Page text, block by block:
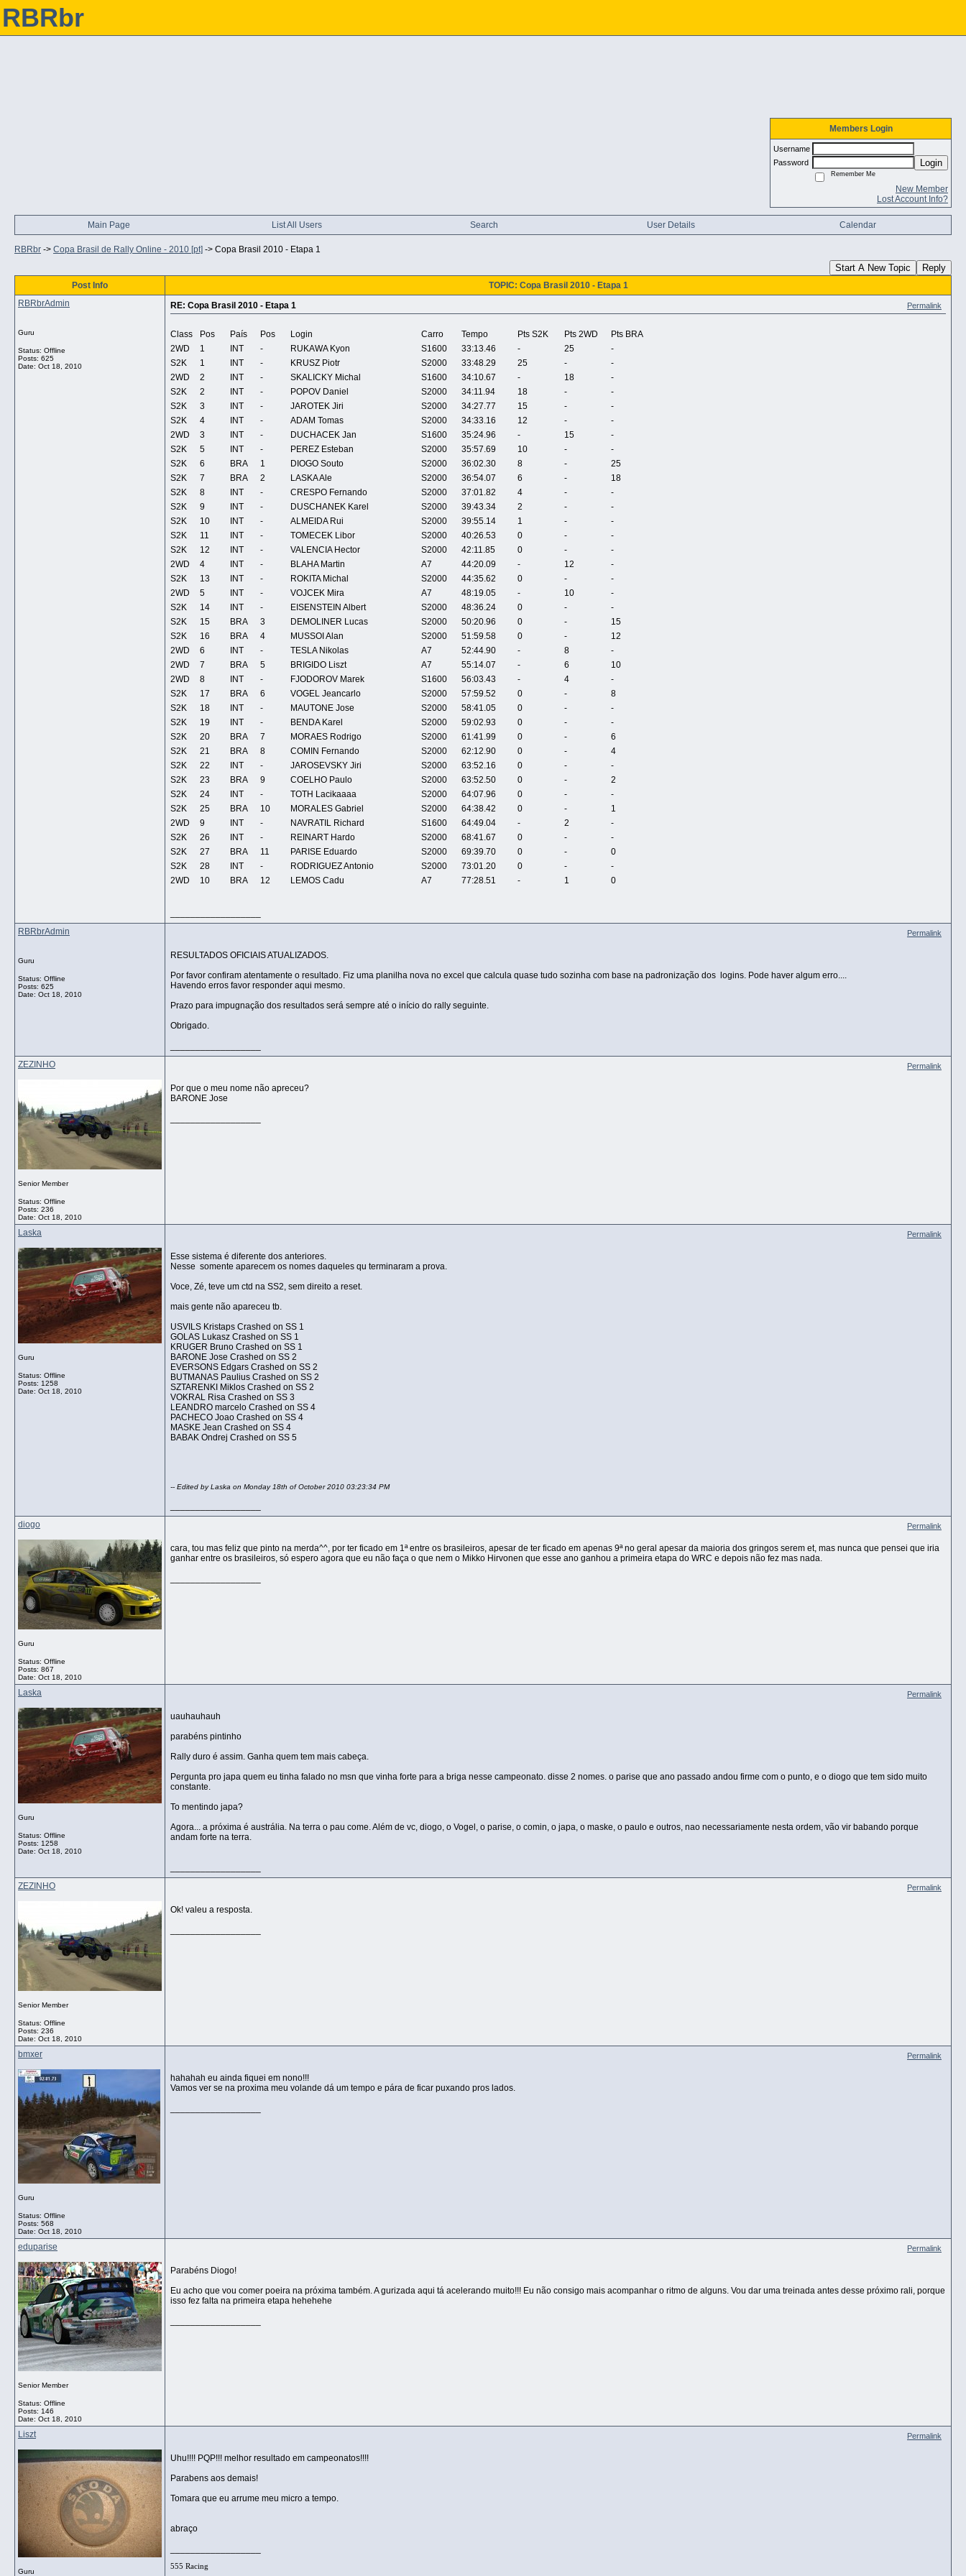
RBRbr
Members Login
Username
Password
Login
Remember Me
New Member
Lost Account Info?
Main Page List All Users Search User Details Calendar
RBRbr -> Copa Brasil de Rally Online - 2010 [pt] -> Copa Brasil 2010 - Etapa 1
Start A New Topic Reply
Post Info
TOPIC: Copa Brasil 2010 - Etapa 1
RBRbrAdmin
Guru
Status: Offline
Posts: 625
Date: Oct 18, 2010
RE: Copa Brasil 2010 - Etapa 1 Permalink
Class Pos País Pos Login Carro Tempo Pts S2K Pts 2WD
Pts BRA
2WD
1 INT - RUKAWA Kyon S1600 33:13.46 - 25
-
S2K
1 INT - KRUSZ Piotr S2000 33:48.29 25 -
-
2WD
2 INT - SKALICKY Michal S1600 34:10.67 - 18
-
S2K
2 INT - POPOV Daniel S2000 34:11.94 18 -
-
S2K
3 INT - JAROTEK Jiri S2000 34:27.77 15 -
-
S2K
4 INT - ADAM Tomas S2000 34:33.16 12 -
-
2WD
3 INT - DUCHACEK Jan S1600 35:24.96 - 15
-
S2K
5 INT - PEREZ Esteban S2000 35:57.69 10 -
-
S2K
6 BRA 1 DIOGO Souto S2000 36:02.30 8 -
25
S2K
7 BRA 2 LASKA Ale S2000 36:54.07 6 -
18
S2K
8 INT - CRESPO Fernando S2000 37:01.82 4 -
-
S2K
9 INT - DUSCHANEK Karel S2000 39:43.34 2 -
-
S2K
10 INT - ALMEIDA Rui S2000 39:55.14 1 -
-
S2K
11 INT - TOMECEK Libor S2000 40:26.53 0 -
-
S2K
12 INT - VALENCIA Hector S2000 42:11.85 0 -
-
2WD
4 INT - BLAHA Martin A7 44:20.09 - 12
-
S2K
13 INT - ROKITA Michal S2000 44:35.62 0 -
-
2WD
5 INT - VOJCEK Mira A7 48:19.05 - 10
-
S2K
14 INT - EISENSTEIN Albert S2000 48:36.24 0 -
-
S2K
15 BRA 3 DEMOLINER Lucas S2000 50:20.96 0 -
15
S2K
16 BRA 4 MUSSOI Alan S2000 51:59.58 0 -
12
2WD
6 INT - TESLA Nikolas A7 52:44.90 - 8
-
2WD
7 BRA 5 BRIGIDO Liszt A7 55:14.07 - 6
10
2WD
8 INT - FJODOROV Marek S1600 56:03.43 - 4
-
S2K
17 BRA 6 VOGEL Jeancarlo S2000 57:59.52 0 -
8
S2K
18 INT - MAUTONE Jose S2000 58:41.05 0 -
-
S2K
19 INT - BENDA Karel S2000 59:02.93 0 -
-
S2K
20 BRA 7 MORAES Rodrigo S2000 61:41.99 0 -
6
S2K
21 BRA 8 COMIN Fernando S2000 62:12.90 0 -
4
S2K
22 INT - JAROSEVSKY Jiri S2000 63:52.16 0 -
-
S2K
23 BRA 9 COELHO Paulo S2000 63:52.50 0 -
2
S2K
24 INT - TOTH Lacikaaaa S2000 64:07.96 0 -
-
S2K
25 BRA 10 MORALES Gabriel S2000 64:38.42 0 -
1
2WD
9 INT - NAVRATIL Richard S1600 64:49.04 - 2
-
S2K
26 INT - REINART Hardo S2000 68:41.67 0 -
-
S2K
27 BRA 11 PARISE Eduardo S2000 69:39.70 0 -
0
S2K
28 INT - RODRIGUEZ Antonio S2000 73:01.20 0 -
-
2WD
10 BRA 12 LEMOS Cadu A7 77:28.51 - 1 0
RBRbrAdmin
Guru
Status: Offline
Posts: 625
Date: Oct 18, 2010
Permalink
RESULTADOS OFICIAIS ATUALIZADOS.
Por favor confiram atentamente o resultado. Fiz uma planilha nova no excel que calcula quase tudo sozinha com base na padronização dos logins. Pode haver algum erro....
Havendo erros favor responder aqui mesmo.
Prazo para impugnação dos resultados será sempre até o início do rally seguinte.
Obrigado.
ZEZINHO
Senior Member
Status: Offline
Posts: 236
Date: Oct 18, 2010
Permalink
Por que o meu nome não apreceu?
BARONE Jose
Laska
Guru
Status: Offline
Posts: 1258
Date: Oct 18, 2010
Permalink
Esse sistema é diferente dos anteriores.
Nesse somente aparecem os nomes daqueles qu terminaram a prova.
Voce, Zé, teve um ctd na SS2, sem direito a reset.
mais gente não apareceu tb.
USVILS Kristaps Crashed on SS 1
GOLAS Lukasz Crashed on SS 1
KRUGER Bruno Crashed on SS 1
BARONE Jose Crashed on SS 2
EVERSONS Edgars Crashed on SS 2
BUTMANAS Paulius Crashed on SS 2
SZTARENKI Miklos Crashed on SS 2
VOKRAL Risa Crashed on SS 3
LEANDRO marcelo Crashed on SS 4
PACHECO Joao Crashed on SS 4
MASKE Jean Crashed on SS 4
BABAK Ondrej Crashed on SS 5
-- Edited by Laska on Monday 18th of October 2010 03:23:34 PM
diogo
Guru
Status: Offline
Posts: 867
Date: Oct 18, 2010
Permalink
cara, tou mas feliz que pinto na merda^^, por ter ficado em 1ª entre os brasileiros, apesar de ter ficado em apenas 9ª no geral apesar da maioria dos gringos serem et, mas nunca que pensei que iria
ganhar entre os brasileiros, só espero agora que eu não faça o que nem o Mikko Hirvonen que esse ano ganhou a primeira etapa do WRC e depois não fez mas nada.
Laska
Guru
Status: Offline
Posts: 1258
Date: Oct 18, 2010
Permalink
uauhauhauh
parabéns pintinho
Rally duro é assim. Ganha quem tem mais cabeça.
Pergunta pro japa quem eu tinha falado no msn que vinha forte para a briga nesse campeonato. disse 2 nomes. o parise que ano passado andou firme com o punto, e o diogo que tem sido muito
constante.
To mentindo japa?
Agora... a próxima é austrália. Na terra o pau come. Além de vc, diogo, o Vogel, o parise, o comin, o japa, o maske, o paulo e outros, nao necessariamente nesta ordem, vão vir babando porque
andam forte na terra.
ZEZINHO
Senior Member
Status: Offline
Posts: 236
Date: Oct 18, 2010
Permalink
Ok! valeu a resposta.
bmxer
Guru
Status: Offline
Posts: 568
Date: Oct 18, 2010
Permalink
hahahah eu ainda fiquei em nono!!!
Vamos ver se na proxima meu volande dá um tempo e pára de ficar puxando pros lados.
eduparise
Senior Member
Status: Offline
Posts: 146
Date: Oct 18, 2010
Permalink
Parabéns Diogo!
Eu acho que vou comer poeira na próxima também. A gurizada aqui tá acelerando muito!!! Eu não consigo mais acompanhar o ritmo de alguns. Vou dar uma treinada antes desse próximo rali, porque
isso fez falta na primeira etapa hehehehe
Liszt
Guru
Permalink
Uhu!!!! PQP!!! melhor resultado em campeonatos!!!!
Parabens aos demais!
Tomara que eu arrume meu micro a tempo.
abraço
555 Racing